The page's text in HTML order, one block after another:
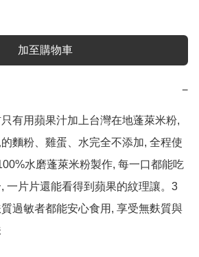
加至購物車
−
只有用蘋果汁加上台灣在地蓬萊米粉,
麵粉、雞蛋、水完全不添加, 全程使
水磨蓬萊米粉製作, 每一口都能吃
一片片還能看得到蘋果的紋理讓。3
過敏者都能安心食用, 享受無麩質與